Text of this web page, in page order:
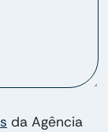
da Agência